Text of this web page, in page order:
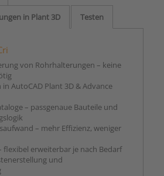
in Plant 3D Testen
von Rohrhalterungen – keine
AutoCAD Plant 3D & Advance
– passgenaue Bauteile und
– mehr Effizienz, weniger
erweiterbar je nach Bedarf
und